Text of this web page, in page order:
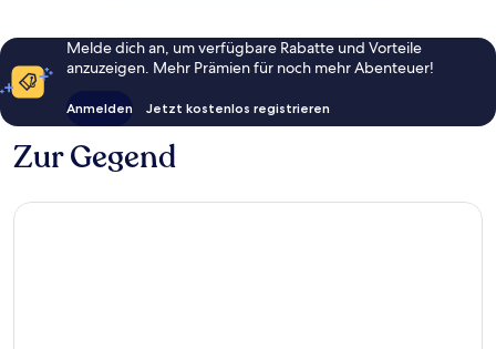
Melde dich an, um verfügbare Rabatte und Vorteile
anzuzeigen. Mehr Prämien für noch mehr Abenteuer!
Anmelden Jetzt kostenlos registrieren
Zur Gegend